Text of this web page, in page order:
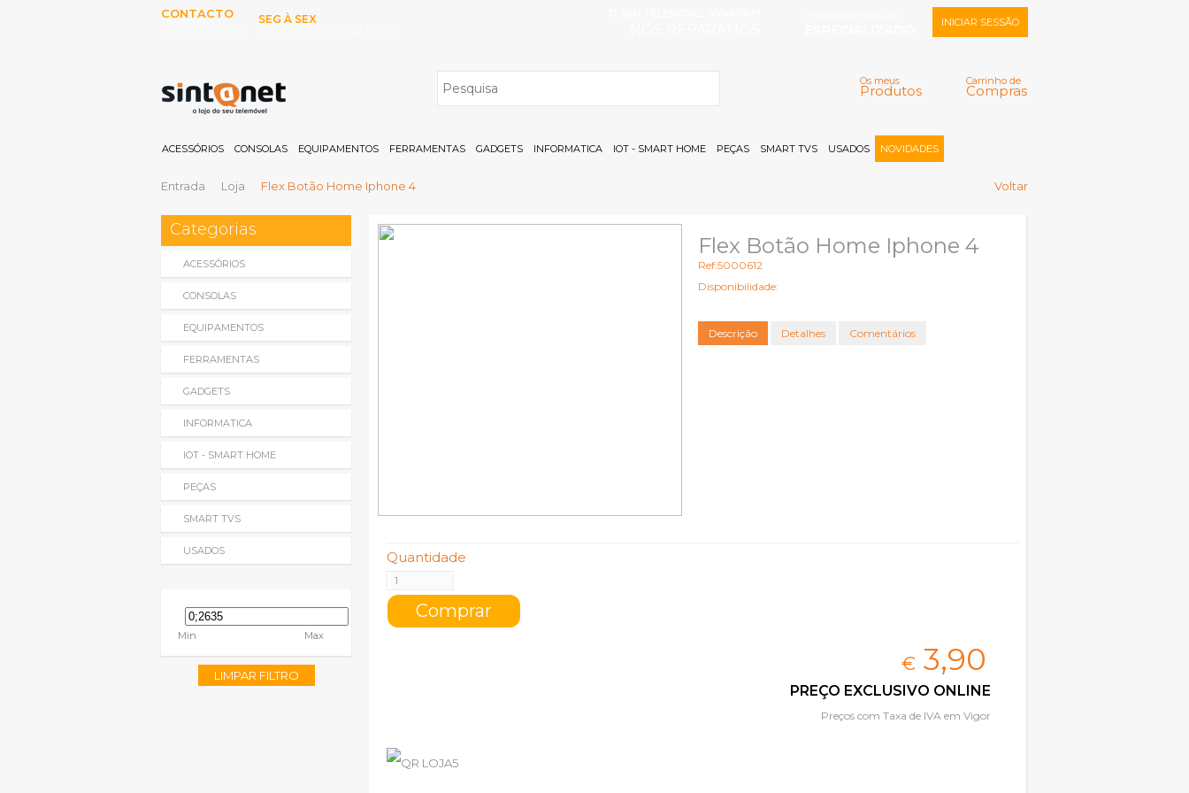
CONTACTO
SEG À SEX
Carrinho de
Compras
Os meus
Produtos
INICIAR SESSÃO
Memorizar
Registar |
ACESSÓRIOS CONSOLAS EQUIPAMENTOS FERRAMENTAS GADGETS INFORMATICA IOT - SMART HOME PEÇAS SMART TVS USADOS NOVIDADES
Entrada Loja Flex Botão Home Iphone 4 Voltar
Categorias
ACESSÓRIOS
CONSOLAS
EQUIPAMENTOS
FERRAMENTAS
GADGETS
INFORMATICA
IOT - SMART HOME
PEÇAS
SMART TVS
USADOS
Min Max
LIMPAR FILTRO
Flex Botão Home Iphone 4
Ref:5000612
Disponibilidade:
Descrição Detalhes Comentários
Quantidade
€ 3,90
PREÇO EXCLUSIVO ONLINE
Preços com Taxa de IVA em Vigor